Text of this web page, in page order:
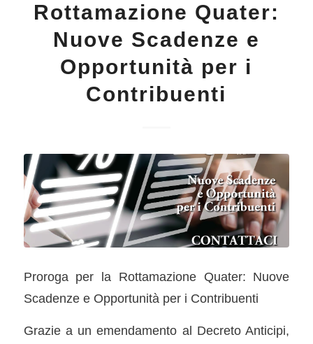
Rottamazione Quater:
Nuove Scadenze e
Opportunità per i
Contribuenti
Proroga per la Rottamazione Quater: Nuove
Scadenze e Opportunità per i Contribuenti
Grazie a un emendamento al Decreto Anticipi,